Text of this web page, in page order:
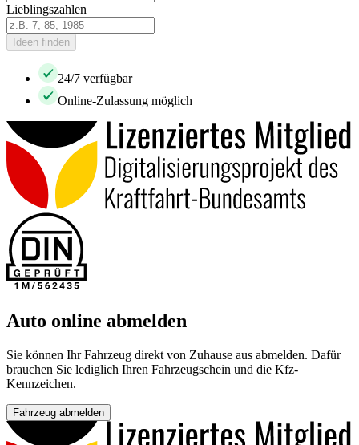
Lieblingszahlen
Ideen finden
24/7 verfügbar
Online-Zulassung möglich
Auto online abmelden
Sie können Ihr Fahrzeug direkt von Zuhause aus abmelden. Dafür
brauchen Sie lediglich Ihren Fahrzeugschein und die Kfz-
Kennzeichen.
Fahrzeug abmelden